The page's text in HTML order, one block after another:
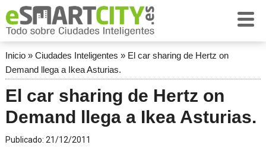
Inicio» Ciudades Inteligentes » El car sharing de Hertz on
Demand llega a Ikea Asturias.
El car sharing de Hertz on
Demand llega a Ikea Asturias.
Publicado: 21/12/2011